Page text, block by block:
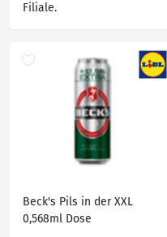
Filiale.
Beck's Pils in der XXL
0,568ml Dose